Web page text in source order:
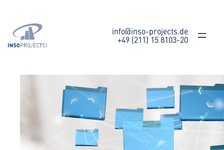
springen
info@inso-projects.de
+49 (211) 15 8103-20